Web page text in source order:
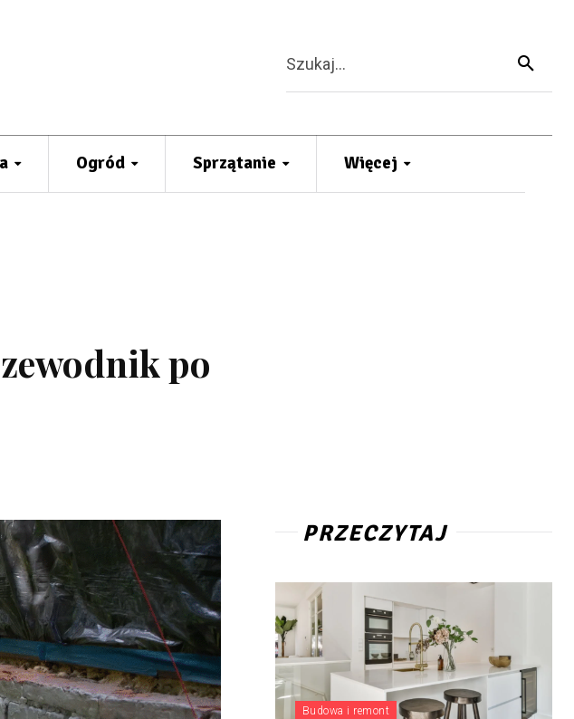
Szukaj...
Ogród Sprzątanie Więcej
po
PRZECZYTAJ
Budowa i remont